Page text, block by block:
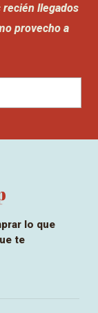
recién llegados
provecho a
lo que
te